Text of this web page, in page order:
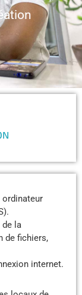
ordinateur
de la
de fichiers,
internet.